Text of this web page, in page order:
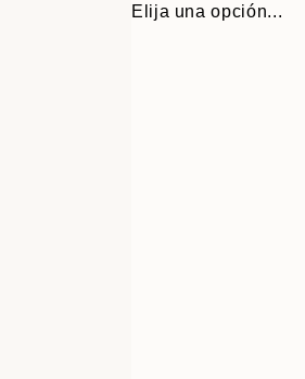
Elija una opción...